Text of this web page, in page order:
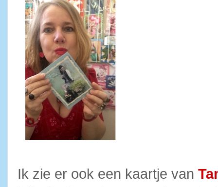
Ik zie er ook een kaartje van